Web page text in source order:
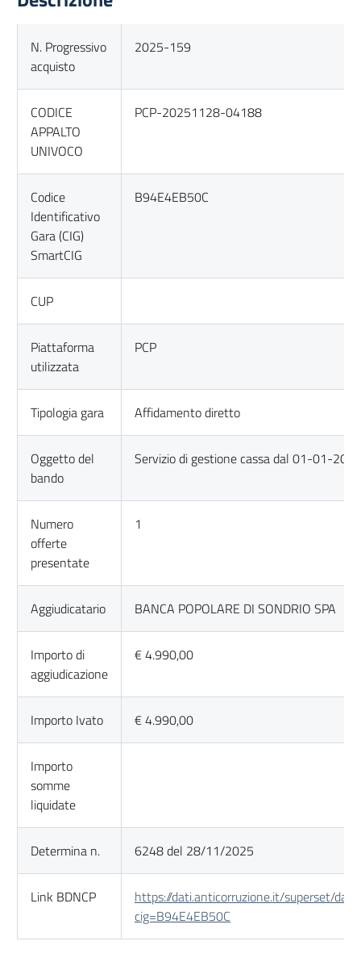
N. Progressivo
acquisto
2025-159
CODICE
APPALTO
UNIVOCO
PCP-20251128-04188
Codice
Identificativo
Gara (CIG)
SmartCIG
B94E4EB50C
CUP
Piattaforma
utilizzata
PCP
Tipologia gara Affidamento diretto
Oggetto del
bando
Servizio di gestione cassa dal 01-01-
Numero
offerte
presentate
1
Aggiudicatario BANCA POPOLARE DI SONDRIO SPA
Importo di
aggiudicazione
€ 4.990,00
Importo Ivato € 4.990,00
Importo
somme
liquidate
Determina n. 6248 del 28/11/2025
Link BDNCP
https://dati.anticorruzione.it/superset/
cig=B94E4EB50C